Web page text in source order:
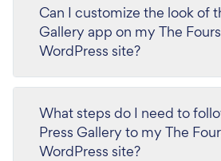
Can I customize the look of
Gallery app on my The
WordPress site?
What steps do I need to
Press Gallery to my The
WordPress site?